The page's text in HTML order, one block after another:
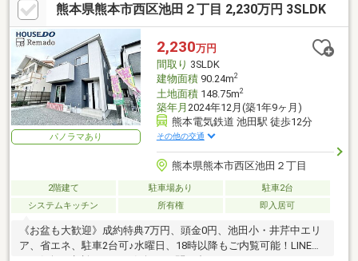
熊本県熊本市西区池田２丁目 2,230万円 3SLDK
パノラマあり
2,230万円
間取り 3SLDK
建物面積90.24m2
土地面積148.75m2
築年月 2024年12月(築1年9ヶ月)
熊本電気鉄道 池田駅 徒歩12分
その他の交通
熊本県熊本市西区池田２丁目
2階建て 駐車場あり
駐車2台
システムキッチン
所有権 即入居可
《お盆も大歓迎》成約特典7万円、頭金0円、池田小・井芹中エリ
ア、省エネ、駐車2台可♪水曜日、18時以降もご内覧可能！LINEで